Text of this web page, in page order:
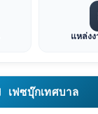
แหล่ง
เฟซบุ๊กเทศบาล